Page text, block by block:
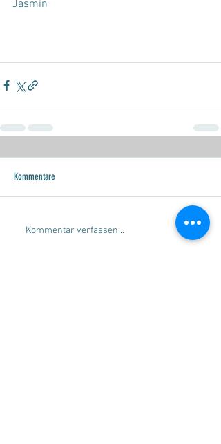
Jasmin
Kommentare
Kommentar verfassen...